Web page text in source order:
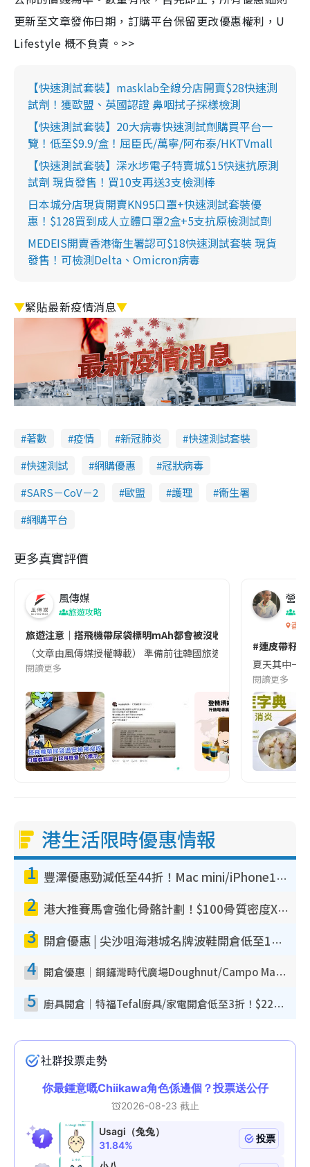
更新至文章發佈日期，訂購平台保留更改優惠權利，U
Lifestyle 概不負責。>>
【快速測試套裝】masklab全線分店開賣$28快速測
試劑！獲歐盟、英國認證 鼻咽拭子採樣檢測
【快速測試套裝】20大病毒快速測試劑購買平台一
覽！低至$9.9/盒！屈臣氏/萬寧/阿布泰/HKTVmall
【快速測試套裝】深水埗電子特賣城$15快速抗原測
試劑 現貨發售！買10支再送3支檢測棒
日本城分店現貨開賣KN95口罩+快速測試套裝優
惠！$128買到成人立體口罩2盒+5支抗原檢測試劑
MEDEIS開賣香港衛生署認可$18快速測試套裝 現貨
發售！可檢測Delta、Omicron病毒
▼緊貼最新疫情消息▼
著數 疫情 新冠肺炎
快速測試套裝
快速測試
網購優惠
冠狀病毒
SARS－CoV－2
歐盟 護理
衞生署
網購平台
更多真實評價
風傳媒
旅遊攻略
旅遊注意｜搭飛機帶尿袋標明mAh都會被沒收😱出發前切記檢查
（文章由風傳媒授權轉載） 準備前往韓國旅遊的民眾，近期要
閱讀更多
營養
香港
#連皮帶籽
夏天其中一
閱讀更多
港生活限時優惠情報
1 豐澤優惠勁減低至44折！Mac mini/iPhone17Pro大減價！廚房家電$220起
2 港大推賽馬會強化骨骼計劃！$100骨質密度X光檢查 完成免費運動訓練送超市禮券！附參加資格
3 開倉優惠 | 尖沙咀海港城名牌波鞋開倉低至1折！On鞋$899起／Joy&Peace鞋履$98起
4 開倉優惠｜銅鑼灣時代廣場Doughnut/Campo Marzio開倉低至1折！背囊、書包、手袋劈價$200起
5 廚具開倉｜特福Tefal廚具/家電開倉低至3折！$220起買平底鍋/炒鑊/湯煲！電飯煲/吸塵機/燙斗$418起